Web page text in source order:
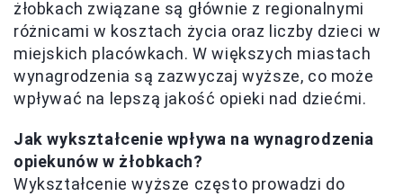
żłobkach związane są głównie z regionalnymi
różnicami w kosztach życia oraz liczby dzieci w
miejskich placówkach. W większych miastach
wynagrodzenia są zazwyczaj wyższe, co może
wpływać na lepszą jakość opieki nad dziećmi.
Jak wykształcenie wpływa na wynagrodzenia
opiekunów w żłobkach?
Wykształcenie wyższe często prowadzi do